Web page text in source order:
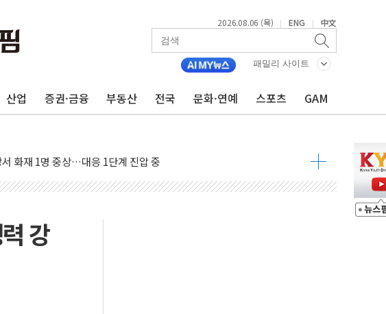
2026.08.06 (목) | ENG | 中文
패밀리 사이트
산업 증권·금융 부동산 전국 문화·연예 스포츠 GAM
美 고용 둔화·호르무즈 재개방 기대에 강세
완화에 실적 호조까지, 상승...호실적 보고 기업 상승세 뚜렷
락 속 'DGC' 임시 주총 기대감에 홀로 상한가…마진 잔액은 사상 최고
"금융시장 레버리지 위험수위…숨은 차입이 더 큰 변수"
"주 52시간 손봐야, 경쟁상대 中과 비교해야"
주년…지역과 함께하는 '선봉'의 대민 봉사
남미 콜롬비아에 새 안보 위기… 반군·마약카르텔이 습득해 전투 활용
부유물 감긴 어선 구조
강